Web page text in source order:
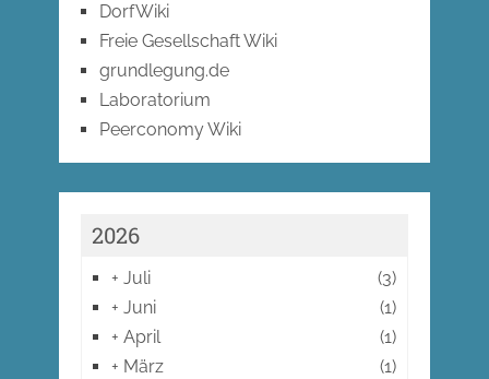
DorfWiki
Freie Gesellschaft Wiki
grundlegung.de
Laboratorium
Peerconomy Wiki
2026
+ Juli
(3)
+ Juni
(1)
+ April
(1)
+ März
(1)